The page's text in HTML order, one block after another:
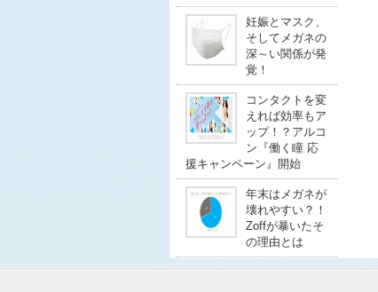
妊娠とマスク、
そしてメガネの
深～い関係が発
覚！
コンタクトを変
えれば効率もア
ップ！？アルコ
ン『働く瞳 応
援キャンペーン』開始
年末はメガネが
壊れやすい？！
Zoffが暴いたそ
の理由とは